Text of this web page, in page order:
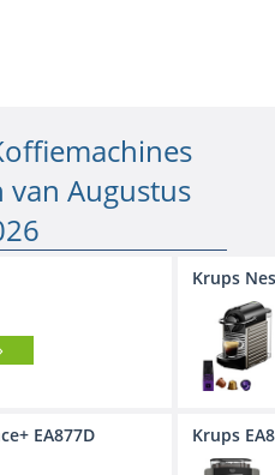
Augustus
Krups
EA877D Krups